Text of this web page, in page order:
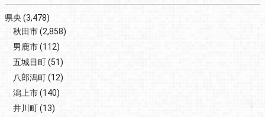
県央(3,478)
秋田市(2,858)
男鹿市(112)
五城目町(51)
八郎潟町(12)
潟上市(140)
井川町(13)